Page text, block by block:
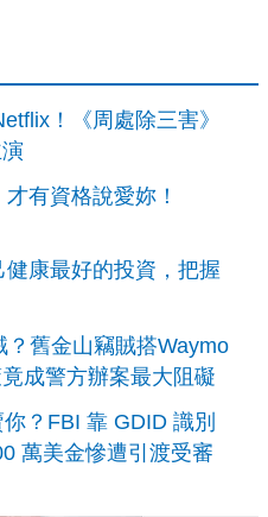
！《周處除三害》
有資格說愛妳！
康最好的投資，把握
舊金山竊賊搭Waymo
成警方辦案最大阻礙
？FBI 靠 GDID 識別
萬美金慘遭引渡受審